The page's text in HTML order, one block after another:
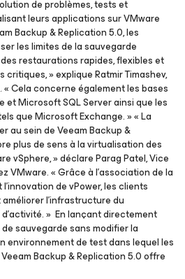
de problèmes, tests et
leurs applications sur VMware
Backup & Replication 5.0, les
les limites de la sauvegarde
restaurations rapides, flexibles et
» explique Ratmir Timashev,
« Cela concerne également les bases
et Microsoft SQL Server ainsi que les
que Microsoft Exchange. » « La
au sein de Veeam Backup &
plus de sens à la virtualisation des
vSphere, » déclare Parag Patel, Vice
VMware. « Grâce à l’association de la
de vPower, les clients
l’infrastructure du
» En lançant directement
sauvegarde sans modifier la
environnement de test dans lequel les
Backup & Replication 5.0 offre